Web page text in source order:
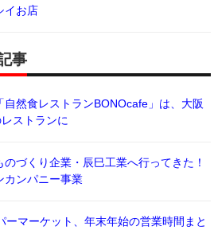
イお店
事
自然食レストランBONOcafe」は、大阪
ストランに
づくり企業・辰巳工業へ行ってきた！
カンパニー事業
ーマーケット、年末年始の営業時間まと